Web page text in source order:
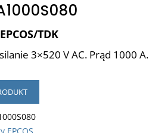
EPCOS/TDK
3×520 V AC. Prąd 1000 A.